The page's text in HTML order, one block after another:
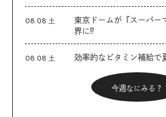
08.08 土
東京ドームが『スーパー
界に⁉︎
08.08 土 効率的なビタミン補給で
今週なにみる？